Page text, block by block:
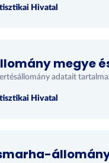
Hivatal
megye
adatait
Hivatal